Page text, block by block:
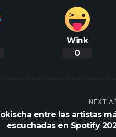
Wink
0
NEXT
entre las artistas
escuchadas en Spotify